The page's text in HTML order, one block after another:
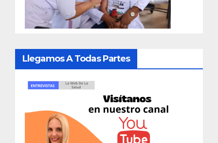
Llegamos A Todas Partes